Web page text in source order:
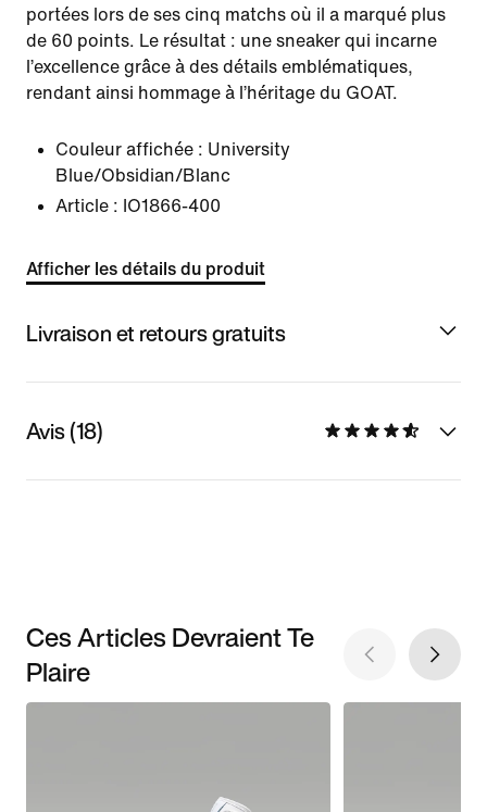
portées lors de ses cinq matchs où il a marqué plus
de 60 points. Le résultat : une sneaker qui incarne
l’excellence grâce à des détails emblématiques,
rendant ainsi hommage à l’héritage du GOAT.
Couleur affichée : University
Blue/Obsidian/Blanc
Article : IO1866-400
Afficher les détails du produit
Livraison et retours gratuits
Avis (18)
Ces Articles Devraient Te
Plaire